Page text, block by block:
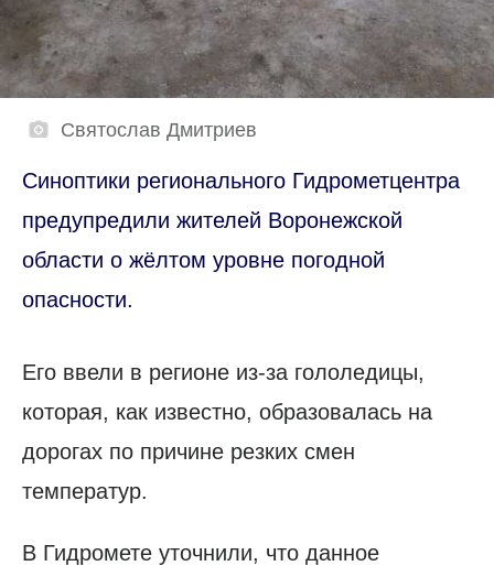
Святослав Дмитриев
Синоптики регионального Гидрометцентра
предупредили жителей Воронежской
области о жёлтом уровне погодной
опасности.
Его ввели в регионе из-за гололедицы,
которая, как известно, образовалась на
дорогах по причине резких смен
температур.
В Гидромете уточнили, что данное